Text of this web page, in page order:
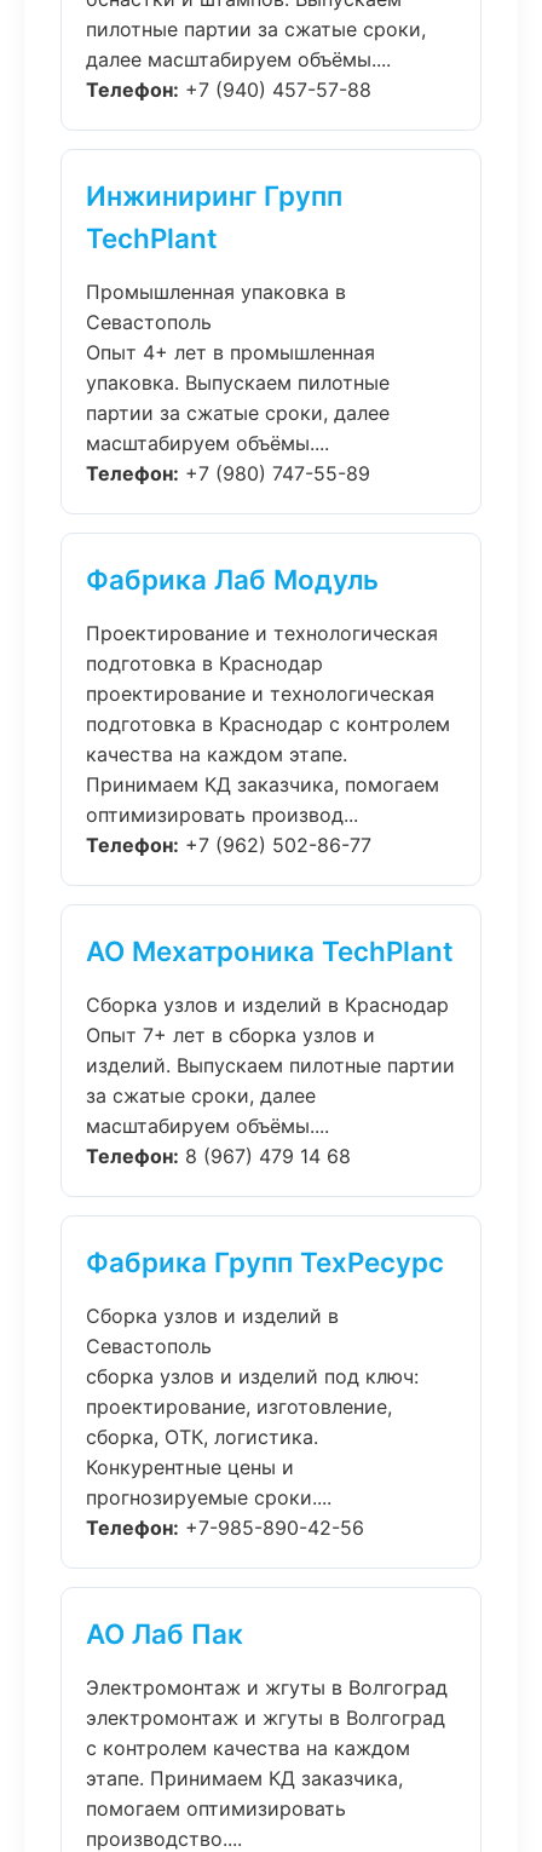
пилотные партии за сжатые сроки,
далее масштабируем объёмы....
Телефон: +7 (940) 457-57-88
Инжиниринг Групп
TechPlant
Промышленная упаковка в
Севастополь
Опыт 4+ лет в промышленная
упаковка. Выпускаем пилотные
партии за сжатые сроки, далее
масштабируем объёмы....
Телефон: +7 (980) 747-55-89
Фабрика Лаб Модуль
Проектирование и технологическая
подготовка в Краснодар
проектирование и технологическая
подготовка в Краснодар с контролем
качества на каждом этапе.
Принимаем КД заказчика, помогаем
оптимизировать производ...
Телефон: +7 (962) 502-86-77
АО Мехатроника TechPlant
Сборка узлов и изделий в Краснодар
Опыт 7+ лет в сборка узлов и
изделий. Выпускаем пилотные партии
за сжатые сроки, далее
масштабируем объёмы....
Телефон: 8 (967) 479 14 68
Фабрика Групп ТехРесурс
Сборка узлов и изделий в
Севастополь
сборка узлов и изделий под ключ:
проектирование, изготовление,
сборка, ОТК, логистика.
Конкурентные цены и
прогнозируемые сроки....
Телефон: +7-985-890-42-56
АО Лаб Пак
Электромонтаж и жгуты в Волгоград
электромонтаж и жгуты в Волгоград
с контролем качества на каждом
этапе. Принимаем КД заказчика,
помогаем оптимизировать
производство....